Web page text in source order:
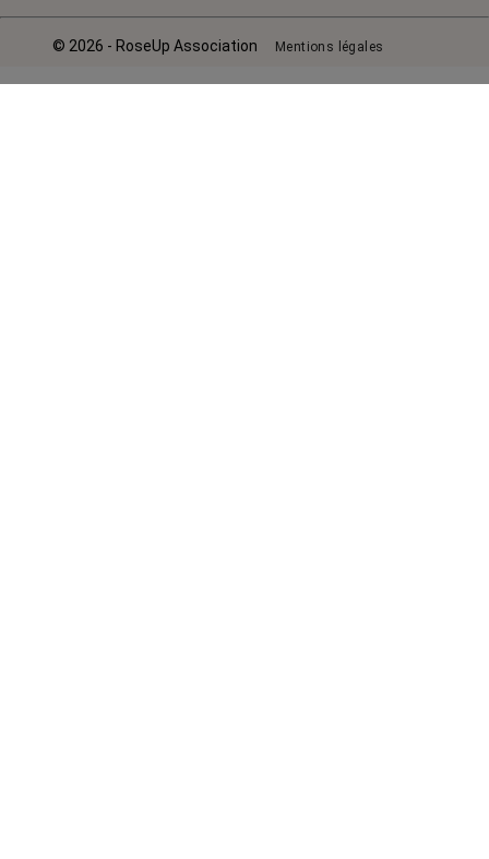
© 2026 - RoseUp Association Mentions légales